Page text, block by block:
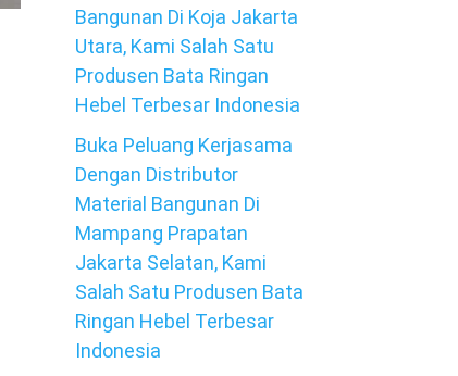
Bangunan Di Koja Jakarta
Utara, Kami Salah Satu
Produsen Bata Ringan
Hebel Terbesar Indonesia
Buka Peluang Kerjasama
Dengan Distributor
Material Bangunan Di
Mampang Prapatan
Jakarta Selatan, Kami
Salah Satu Produsen Bata
Ringan Hebel Terbesar
Indonesia